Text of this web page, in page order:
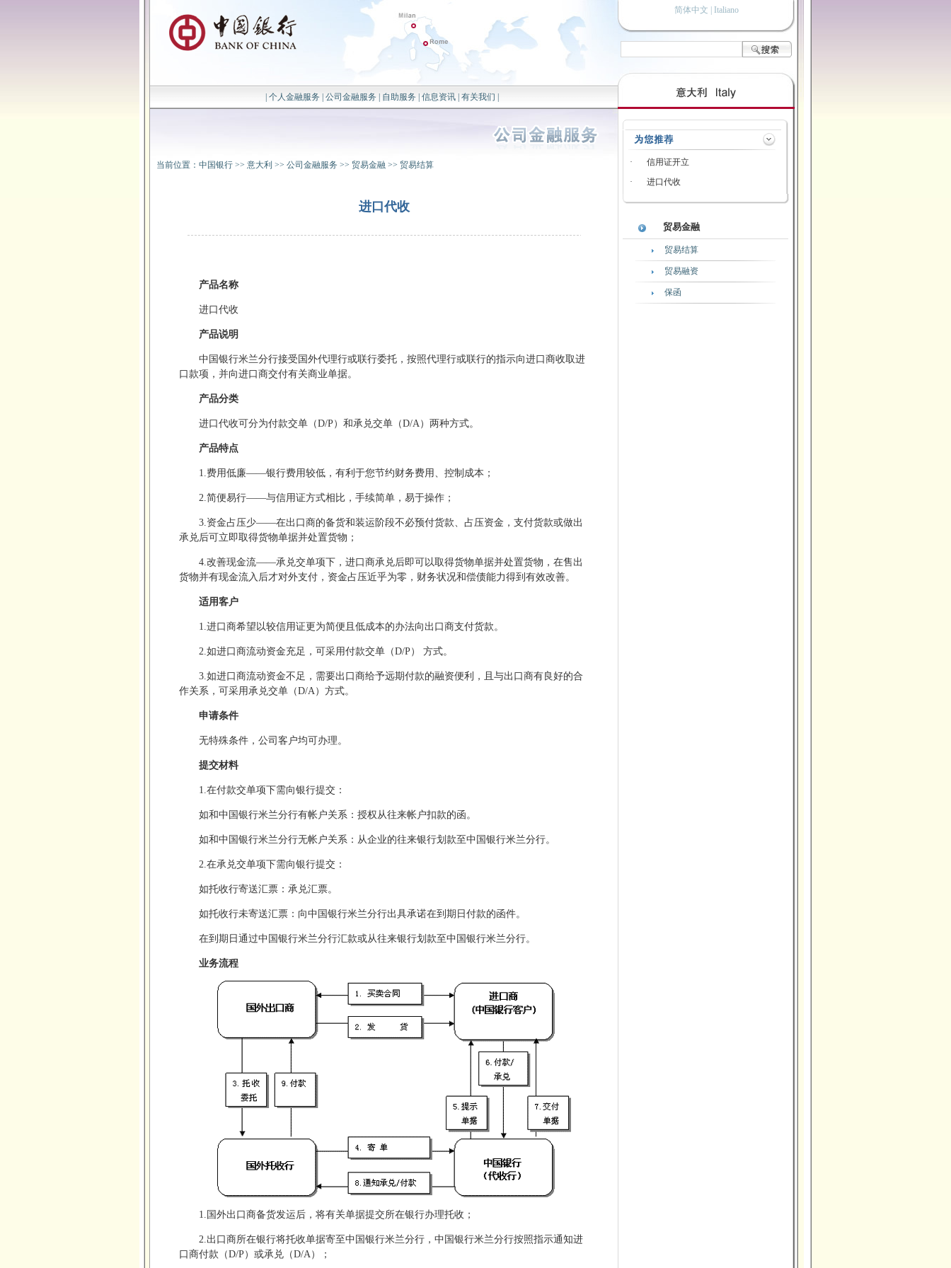
个人金融服务 公司金融服务 自助服务 信息资讯| 有关我们
简体中文 | Italiano
当前位置： 中国银行 >> 意大利 >> 公司金融服务 >> 贸易金融 >> 贸易结算
进口代收
产品名称
进口代收
产品说明
中国银行米兰分行接受国外代理行或联行委托，按照代理行或联行的指示向进口商收取进
口款项，并向进口商交付有关商业单据。
产品分类
进口代收可分为付款交单（D/P）和承兑交单（D/A）两种方式。
产品特点
1.费用低廉——银行费用较低，有利于您节约财务费用、控制成本；
2.简便易行——与信用证方式相比，手续简单，易于操作；
3.资金占压少——在出口商的备货和装运阶段不必预付货款、占压资金，支付货款或做出
承兑后可立即取得货物单据并处置货物；
4.改善现金流——承兑交单项下，进口商承兑后即可以取得货物单据并处置货物，在售出
货物并有现金流入后才对外支付，资金占压近乎为零，财务状况和偿债能力得到有效改善。
适用客户
1.进口商希望以较信用证更为简便且低成本的办法向出口商支付货款。
2.如进口商流动资金充足，可采用付款交单（D/P） 方式。
3.如进口商流动资金不足，需要出口商给予远期付款的融资便利，且与出口商有良好的合
作关系，可采用承兑交单（D/A）方式。
申请条件
无特殊条件，公司客户均可办理。
提交材料
1.在付款交单项下需向银行提交：
如和中国银行米兰分行有帐户关系：授权从往来帐户扣款的函。
如和中国银行米兰分行无帐户关系：从企业的往来银行划款至中国银行米兰分行。
2.在承兑交单项下需向银行提交：
如托收行寄送汇票：承兑汇票。
如托收行未寄送汇票：向中国银行米兰分行出具承诺在到期日付款的函件。
在到期日通过中国银行米兰分行汇款或从往来银行划款至中国银行米兰分行。
业务流程
1.国外出口商备货发运后，将有关单据提交所在银行办理托收；
2.出口商所在银行将托收单据寄至中国银行米兰分行，中国银行米兰分行按照指示通知进
口商付款（D/P）或承兑（D/A）；
·
信用证开立
·
进口代收
贸易金融
贸易结算
贸易融资
保函